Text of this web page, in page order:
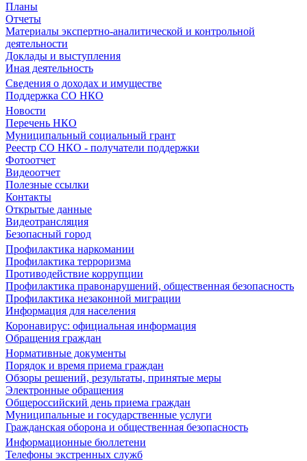
Планы
Отчеты
Материалы экспертно-аналитической и контрольной
деятельности
Доклады и выступления
Иная деятельность
Сведения о доходах и имуществе
Поддержка СО НКО
Новости
Перечень НКО
Муниципальный социальный грант
Реестр СО НКО - получатели поддержки
Фотоотчет
Видеоотчет
Полезные ссылки
Контакты
Открытые данные
Видеотрансляция
Безопасный город
Профилактика наркомании
Профилактика терроризма
Противодействие коррупции
Профилактика правонарушений, общественная безопасность
Профилактика незаконной миграции
Информация для населения
Коронавирус: официальная информация
Обращения граждан
Нормативные документы
Порядок и время приема граждан
Обзоры решений, результаты, принятые меры
Электронные обращения
Общероссийский день приема граждан
Муниципальные и государственные услуги
Гражданская оборона и общественная безопасность
Информационные бюллетени
Телефоны экстренных служб